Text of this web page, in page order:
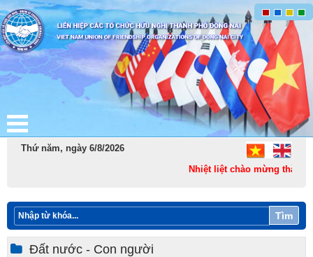
Thứ năm, ngày 6/8/2026
Nhiệt liệt chào mừng thành lập
Tìm
Đất nước - Con người